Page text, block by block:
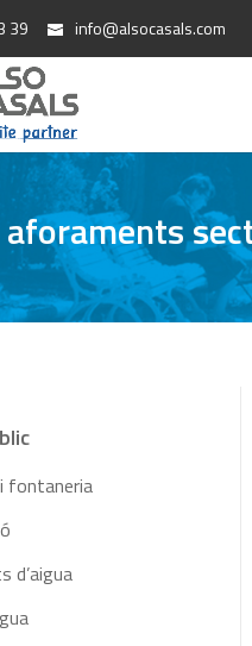
39 info@alsocasals.com
aforaments
fontaneria
d’aigua